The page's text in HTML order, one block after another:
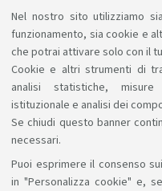
Nel nostro sito utilizziamo
funzionamento, sia cookie e
che potrai attivare solo con il
Cookie e altri strumenti di
analisi statistiche, misure
istituzionale e analisi dei
Se chiudi questo banner
necessari.
Puoi esprimere il consenso
in "Personalizza cookie" e,
Vuoi
Segui le tue
cambiare
Sosteniamo il